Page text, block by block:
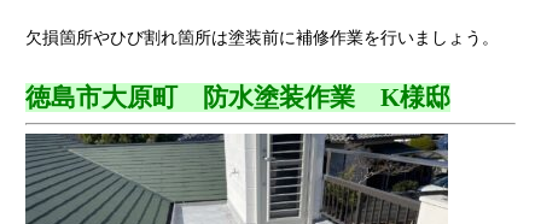
欠損箇所やひび割れ箇所は塗装前に補修作業を行いましょう。
徳島市大原町 防水塗装作業 K様邸